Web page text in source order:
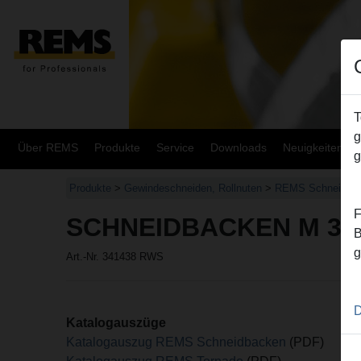
Über REMS Produkte Service Downloads Neuigkeiten
Produkte > Gewindeschneiden, Rollnuten > REMS
SCHNEIDBACKEN M
Art.-Nr. 341438 RWS
Katalogauszüge
Katalogauszug REMS Schneidbacken (PDF)